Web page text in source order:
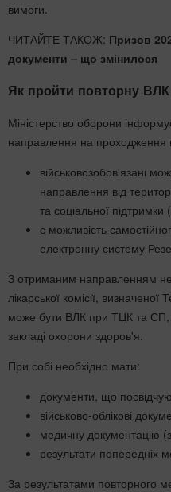
вимоги.
ЧИТАЙТЕ ТАКОЖ: Призов
документи – що змінилося
Як пройти повторну ВЛК
Міністерство оборони
направлення на проходження
військовозобов'язані
направлення від
та соціальної
є можливість
електронну систему
З отриманим направленням
лікарської комісії,
може бути ВЛК при ТЦК та СП,
закладі охорони здоров'я.
При собі необхідно мати:
документи, що
військово-облікові
медичну документацію
результати попередніх
За результатами повторного